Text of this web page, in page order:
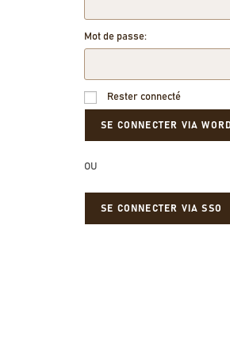
Mot de passe:
Rester connecté
OU
SE CONNECTER VIA SSO